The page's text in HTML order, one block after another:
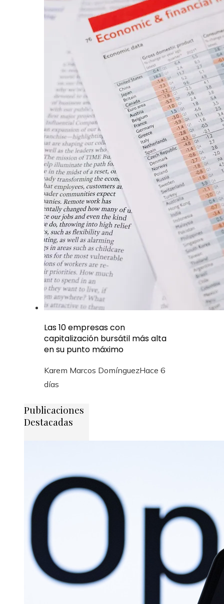
Las 10 empresas con
capitalización bursátil más alta
en su punto máximo
Karem Marcos DomínguezHace 6
días
Publicaciones
Destacadas